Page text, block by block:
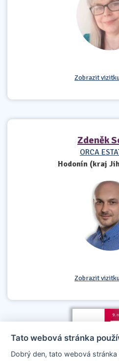
Zobrazit
Zdeněk
ORCA
Hodonín (kraj
Zobrazit
Tato webová stránka
Dobrý den, tato webová